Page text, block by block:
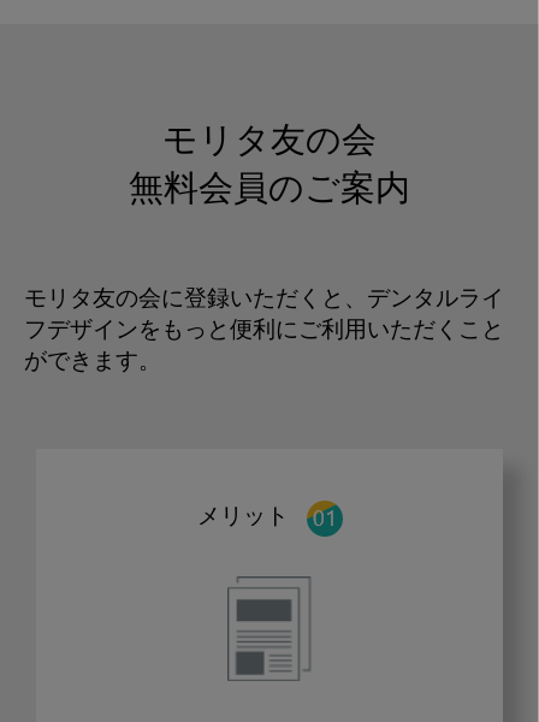
モリタ友の会
無料会員のご案内
モリタ友の会に登録いただくと、デンタルライ
フデザインをもっと便利にご利用いただくこと
ができます。
メリット